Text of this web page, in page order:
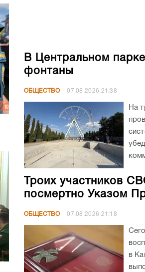
В Центральном
фонтаны
ОБЩЕСТВО 07.08.2026 21:38
На
Троих участников
посмертно Указом
ОБЩЕСТВО 07.08.2026 21:18
в